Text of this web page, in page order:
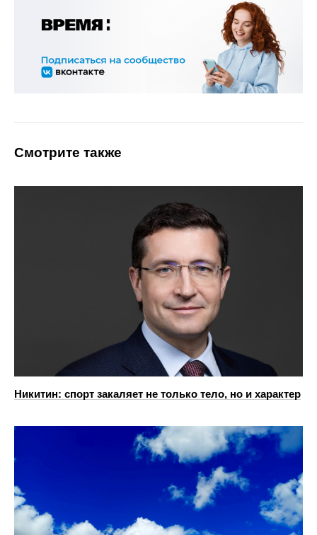
Смотрите также
Никитин: спорт закаляет не только тело, но и характер